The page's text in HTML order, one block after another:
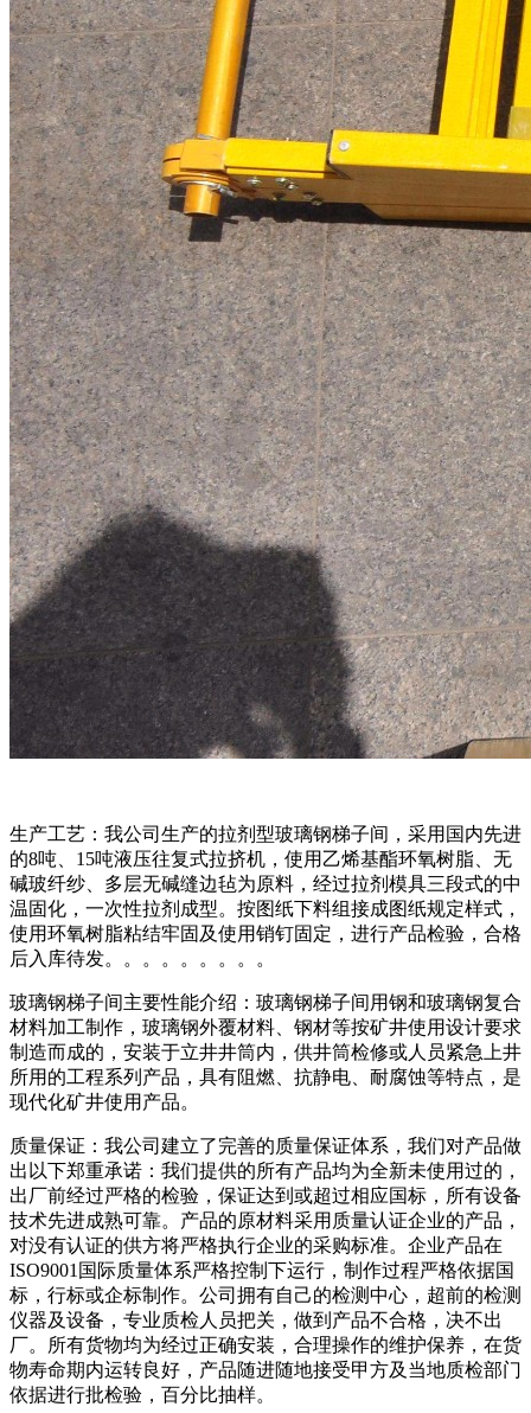
生产工艺：我公司生产的拉剂型玻璃钢梯子间，采用国内先进
的8吨、15吨液压往复式拉挤机，使用乙烯基酯环氧树脂、无
碱玻纤纱、多层无碱缝边毡为原料，经过拉剂模具三段式的中
温固化，一次性拉剂成型。按图纸下料组接成图纸规定样式，
使用环氧树脂粘结牢固及使用销钉固定，进行产品检验，合格
后入库待发。。。。。。。。。
玻璃钢梯子间主要性能介绍：玻璃钢梯子间用钢和玻璃钢复合
材料加工制作，玻璃钢外覆材料、钢材等按矿井使用设计要求
制造而成的，安装于立井井筒内，供井筒检修或人员紧急上井
所用的工程系列产品，具有阻燃、抗静电、耐腐蚀等特点，是
现代化矿井使用产品。
质量保证：我公司建立了完善的质量保证体系，我们对产品做
出以下郑重承诺：我们提供的所有产品均为全新未使用过的，
出厂前经过严格的检验，保证达到或超过相应国标，所有设备
技术先进成熟可靠。产品的原材料采用质量认证企业的产品，
对没有认证的供方将严格执行企业的采购标准。企业产品在
ISO9001国际质量体系严格控制下运行，制作过程严格依据国
标，行标或企标制作。公司拥有自己的检测中心，超前的检测
仪器及设备，专业质检人员把关，做到产品不合格，决不出
厂。所有货物均为经过正确安装，合理操作的维护保养，在货
物寿命期内运转良好，产品随进随地接受甲方及当地质检部门
依据进行批检验，百分比抽样。